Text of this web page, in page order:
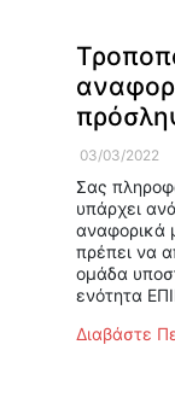
03/03/2022
Σας
υπάρχει
αναφορικά
πρέπει να
ομάδα
ενότητα
Διαβάστε